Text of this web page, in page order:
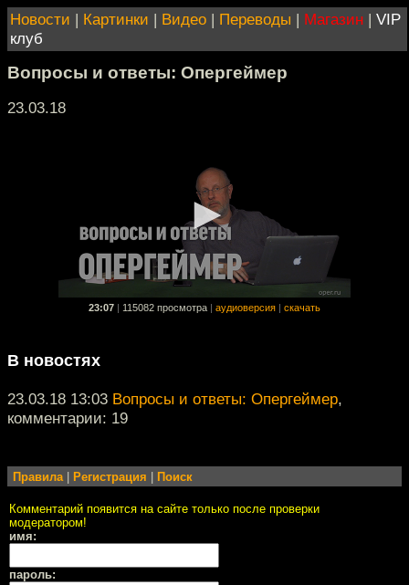
Новости | Картинки | Видео | Переводы | Магазин | VIP
клуб
Вопросы и ответы: Опергеймер
23.03.18
23:07 115082 просмотра аудиоверсия скачать
В новостях
23.03.18 13:03 Вопросы и ответы: Опергеймер,
комментарии: 19
Правила| Регистрация Поиск
Комментарий появится на сайте только после проверки
модератором!
имя:
пароль: